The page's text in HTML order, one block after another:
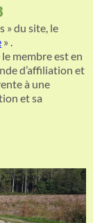
» du site, le
» .
membre est en
d’affiliation et
à une
et sa